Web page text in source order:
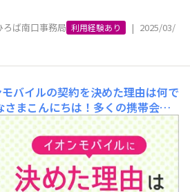
ば南口事務局 利用経験あり | 2025/03/
モバイルの契約を決めた理由は何で
さまこんにちは！多くの携帯会社
ぜイオンモバイルを選ばれたので
契約を行う際には、料金やプラン
ど、多くの要素が影響しますよ
い！」「家族やパートナーとお得
思いがあり、安い料金プランや